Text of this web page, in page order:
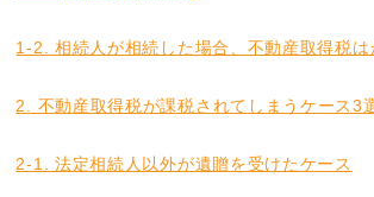
1-2. 相続人が相続した場合、不動産取得税は
2. 不動産取得税が課税されてしまうケース3
2-1. 法定相続人以外が遺贈を受けたケース